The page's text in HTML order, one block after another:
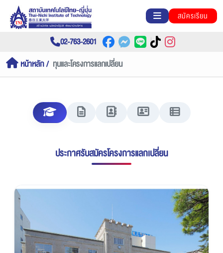
สมัครเรียน
02-763-2601
หน้าหลัก ทุนและโครงการแลกเปลี่ยน
ประกาศรับสมัครโครงการแลกเปลี่ยน